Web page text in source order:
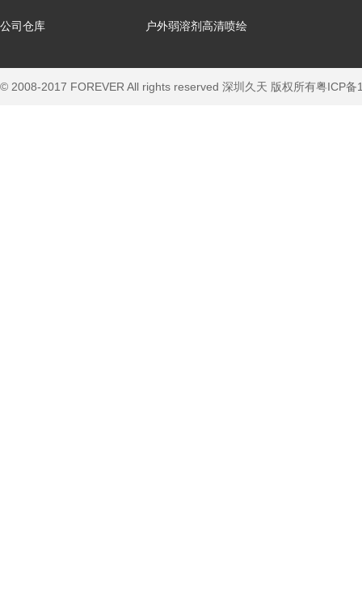
公司仓库 户外弱溶剂高清喷绘
© 2008-2017 FOREVER All rights reserved 深圳久天 版权所有粤ICP备